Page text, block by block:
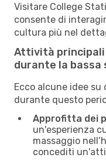
Visitare College
consente di
cultura più nel
Attività principali
durante la bassa
Ecco alcune idee
durante questo
Approfitta dei
un'esperienza
massaggio
concediti